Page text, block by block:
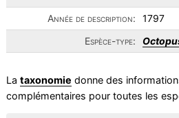
Année de description:
1797
Espèce-type:
La taxonomie donne des
complémentaires pour toutes les